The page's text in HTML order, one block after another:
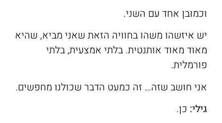
וכמובן אחד עם השני.
יש איזשהו משהו בחוויה הזאת שאני מביא, שהיא
מאוד מאוד אותנטית. בלתי אמצעית, בלתי
פורמלית.
אני חושב שזה… זה כמעט הדבר שכולנו מחפשים.
גילי: כן.